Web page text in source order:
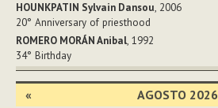
HOUNKPATIN Sylvain Dansou, 2006
20° Anniversary of priesthood
ROMERO MORÁN Anibal, 1992
34° Birthday
« AGOSTO 2026